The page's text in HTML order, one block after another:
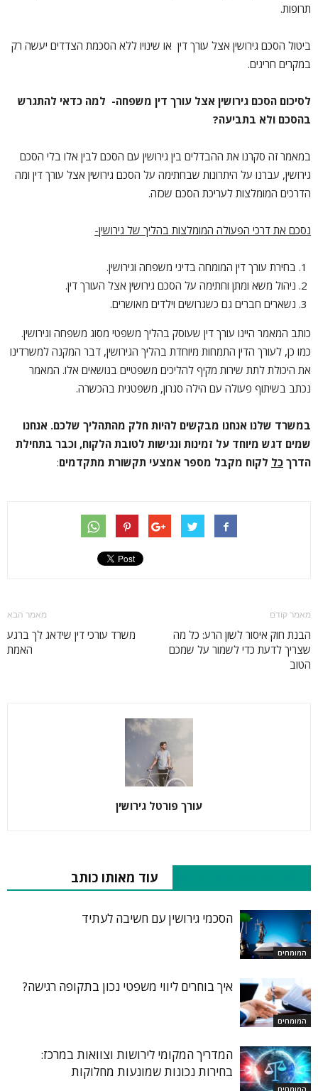
תרופות.
ביטול הסכם גירושין אצל עורך דין או שינויו ללא הסכמת הצדדים יעשה רק
במקרים חריגים.
לסיכום הסכם גירושין אצל עורך דין משפחה- למה כדאי להתגרש
בהסכם ולא בתביעה?
במאמר זה סקרנו את ההבדלים בין גירושין עם הסכם לבין אלו בלי הסכם
גירושין, עברנו על היתרונות שבחתימה על הסכם גירושין אצל עורך דין ומה
הדרכים המומלצות לעריכת הסכם שכזה.
נסכם את דרכי הפעולה המומלצות בהליך של גירושין-
בחירת עורך דין המומחה בדיני משפחה וגירושין.
ניהול משא ומתן וחתימה על הסכם גירושין אצל העורך דין.
נשארים חברים גם כשגרושים וילדים מאושרים.
כותב המאמר היינו עורך דין שעוסק בהליך משפטי מסוג משפחה וגירושין.
כמו כן, לעורך הדין התמחות מיוחדת בהליך הגירושין, דבר המקנה למשרדינו
את היכולת לתת שירות מקיף להליכים משפטיים בנושאים אלו. המאמר
נכתב בשיתוף פעולה עם הילה סגרון, משפטנית בהכשרה.
במשרד שלנו אנחנו מבקשים להיות חלק מהתהליך שלכם. אנחנו
שמים דגש מיוחד על זמינות ונגישות לטובת הלקוח, וכבר בתחילת
הדרך כל לקוח מקבל מספר אמצעי תקשורת מתקדמים:
מאמר קודם
הבנת חוק איסור לשון הרע: כל מה
שצריך לדעת כדי לשמור על שמכם
הטוב
מאמר הבא
משרד עורכי דין שידאג לך ברגע
האמת
עורך פורטל גירושין
עוד מאותו כותב
המומחים
הסכמי גירושין עם חשיבה לעתיד
המומחים
איך בוחרים ליווי משפטי נכון בתקופה רגישה?
המומחים
המדריך המקומי לירושות וצוואות במרכז:
בחירות נכונות שמונעות מחלוקות